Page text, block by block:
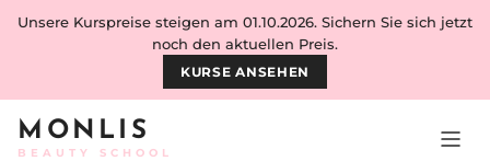
Skip to content
MONLIS
BEAUTY SCHOOL
Unsere Kurspreise steigen am 01.10.2026. Sichern Sie sich jetzt
noch den aktuellen Preis.
KURSE ANSEHEN